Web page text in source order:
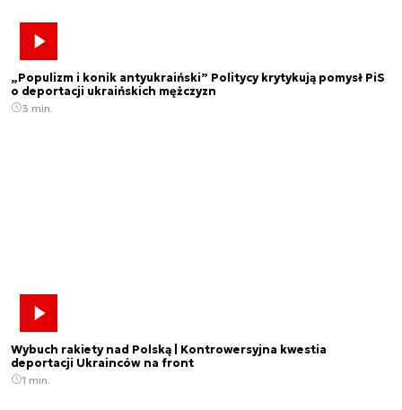
„Populizm i konik antyukraiński” Politycy krytykują pomysł PiS
o deportacji ukraińskich mężczyzn
3 min.
Wybuch rakiety nad Polską | Kontrowersyjna kwestia
deportacji Ukrainców na front
1 min.